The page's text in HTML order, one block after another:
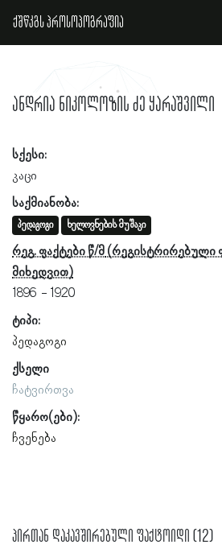
ქშწკგს პროსოპოგრაფია
ანდრია ნიკოლოზის ძე ყარაშვილი
სქესი:
კაცი
საქმიანობა:
პედაგოგი ხელოვნების მუშაკი
რეგ. ფაქტები წ/მ
1896
1920
ტიპი:
პედაგოგი
ქსელი
ჩატვირთვა
წყარო(ები):
ჩვენება
პირთან დაკავშირებული ფაქტოიდი (12)